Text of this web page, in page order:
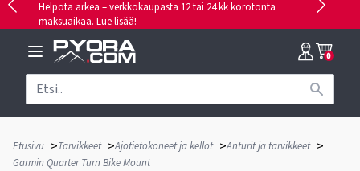
Helpota arkea – verkkokaupasta 12 tai 24 kk korotonta
maksuaikaa. Lue lisää!
0
Etusivu >Tarvikkeet >Ajotietokoneet ja kellot >Anturit ja tarvikkeet >
Garmin Quarter Turn Bike Mount